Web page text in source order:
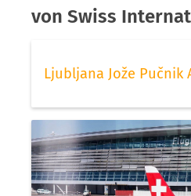
von Swiss
Ljubljana Jože Pučnik